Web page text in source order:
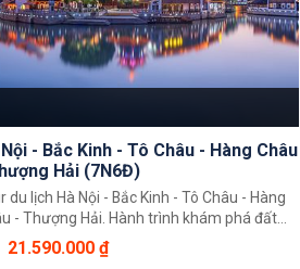
- Bắc Kinh - Tô Châu - Hàng Châu
Hải (7N6Đ)
du lịch Hà Nội - Bắc Kinh - Tô Châu - Hàng
- Thượng Hải. Hành trình khám phá đất
Trung Hoa 7 ngày 6 đêm độc đáo giúp quý
có thể chiêm ngưỡng toàn cảnh đất nước
21.590.000 ₫